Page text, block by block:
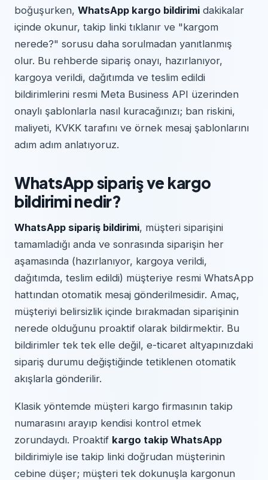
boğuşurken, WhatsApp kargo bildirimi dakikalar
içinde okunur, takip linki tıklanır ve "kargom
nerede?" sorusu daha sorulmadan yanıtlanmış
olur. Bu rehberde sipariş onayı, hazırlanıyor,
kargoya verildi, dağıtımda ve teslim edildi
bildirimlerini resmi Meta Business API üzerinden
onaylı şablonlarla nasıl kuracağınızı; ban riskini,
maliyeti, KVKK tarafını ve örnek mesaj şablonlarını
adım adım anlatıyoruz.
WhatsApp sipariş ve kargo
bildirimi nedir?
WhatsApp sipariş bildirimi, müşteri siparişini
tamamladığı anda ve sonrasında siparişin her
aşamasında (hazırlanıyor, kargoya verildi,
dağıtımda, teslim edildi) müşteriye resmi WhatsApp
hattından otomatik mesaj gönderilmesidir. Amaç,
müşteriyi belirsizlik içinde bırakmadan siparişinin
nerede olduğunu proaktif olarak bildirmektir. Bu
bildirimler tek tek elle değil, e-ticaret altyapınızdaki
sipariş durumu değiştiğinde tetiklenen otomatik
akışlarla gönderilir.
Klasik yöntemde müşteri kargo firmasının takip
numarasını arayıp kendisi kontrol etmek
zorundaydı. Proaktif kargo takip WhatsApp
bildirimiyle ise takip linki doğrudan müşterinin
cebine düşer; müşteri tek dokunuşla kargonun